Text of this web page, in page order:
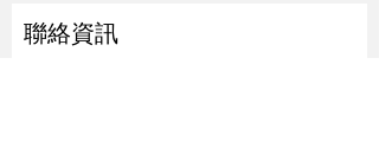
聯絡資訊